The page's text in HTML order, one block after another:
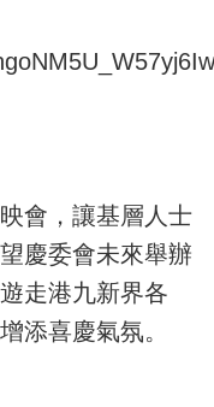
會，讓基層人士
慶委會未來舉辦
走港九新界各
添喜慶氣氛。